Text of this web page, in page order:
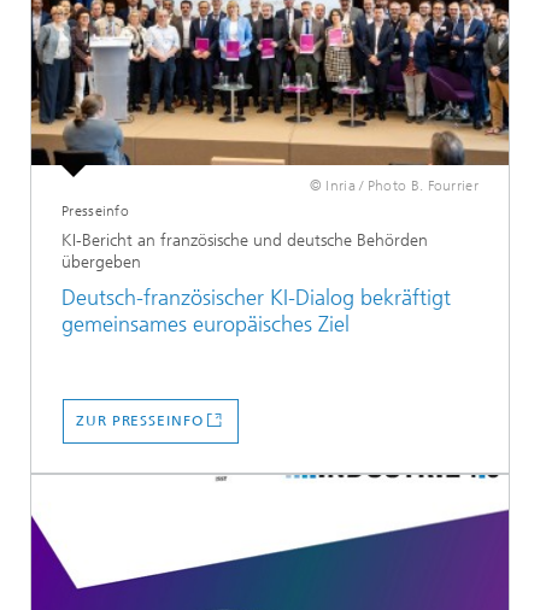
© Inria / Photo B. Fourrier
Presseinfo
KI-Bericht an französische und deutsche Behörden
übergeben
Deutsch-französischer KI-Dialog bekräftigt
gemeinsames europäisches Ziel
ZUR PRESSEINFO